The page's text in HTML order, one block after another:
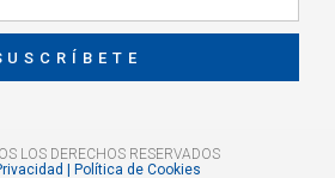
LOS DERECHOS RESERVADOS
| Política de Cookies